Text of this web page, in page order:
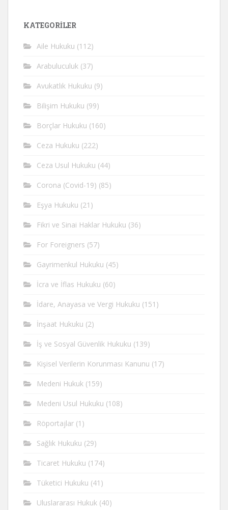
KATEGORİLER
Aile Hukuku (112)
Arabuluculuk (37)
Avukatlık Hukuku (9)
Bilişim Hukuku (99)
Borçlar Hukuku (160)
Ceza Hukuku (222)
Ceza Usul Hukuku (44)
Corona (Covid-19) (85)
Eşya Hukuku (21)
Fikri ve Sinai Haklar Hukuku (36)
For Foreigners (57)
Gayrimenkul Hukuku (45)
İcra ve İflas Hukuku (60)
İdare, Anayasa ve Vergi Hukuku (151)
İnşaat Hukuku (2)
İş ve Sosyal Güvenlik Hukuku (139)
Kişisel Verilerin Korunması Kanunu (17)
Medeni Hukuk (159)
Medeni Usul Hukuku (108)
Röportajlar (1)
Sağlık Hukuku (29)
Ticaret Hukuku (174)
Tüketici Hukuku (41)
Uluslararası Hukuk (40)